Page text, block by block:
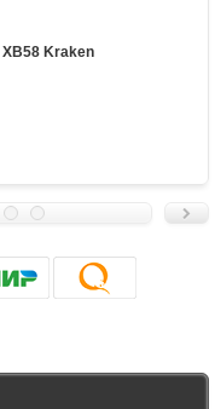
Kraken